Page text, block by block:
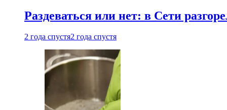
Раздеваться или нет: в Сети
2 года спустя2 года спустя